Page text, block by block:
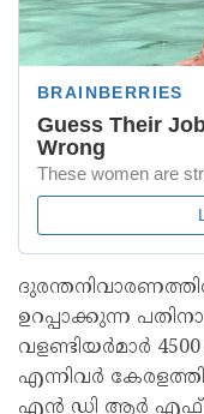
ഉറപ്പാക്കുന്ന
വളണ്ടിയർമാർ
എന്നിവർ
എൻ ഡി ആർ എഫ്